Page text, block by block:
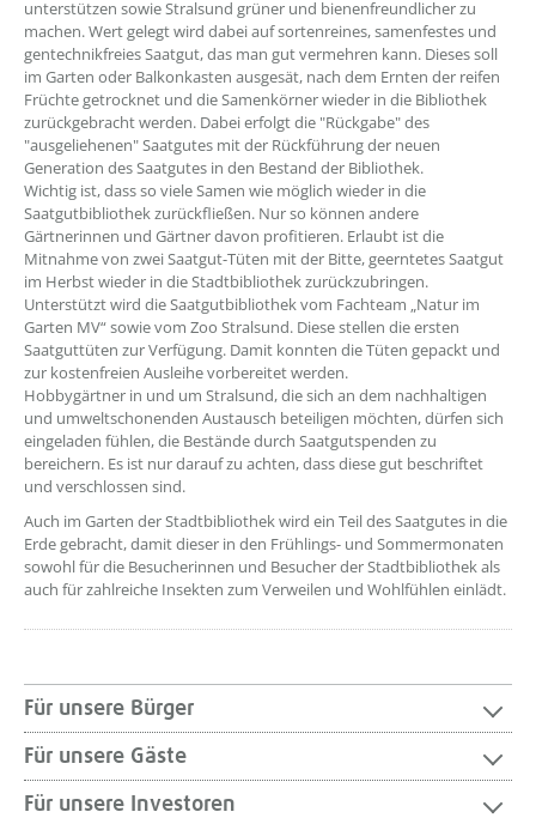
unterstützen sowie Stralsund grüner und bienenfreundlicher zu
machen. Wert gelegt wird dabei auf sortenreines, samenfestes und
gentechnikfreies Saatgut, das man gut vermehren kann. Dieses soll
im Garten oder Balkonkasten ausgesät, nach dem Ernten der reifen
Früchte getrocknet und die Samenkörner wieder in die Bibliothek
zurückgebracht werden. Dabei erfolgt die "Rückgabe" des
"ausgeliehenen" Saatgutes mit der Rückführung der neuen
Generation des Saatgutes in den Bestand der Bibliothek.
Wichtig ist, dass so viele Samen wie möglich wieder in die
Saatgutbibliothek zurückfließen. Nur so können andere
Gärtnerinnen und Gärtner davon profitieren. Erlaubt ist die
Mitnahme von zwei Saatgut-Tüten mit der Bitte, geerntetes Saatgut
im Herbst wieder in die Stadtbibliothek zurückzubringen.
Unterstützt wird die Saatgutbibliothek vom Fachteam „Natur im
Garten MV“ sowie vom Zoo Stralsund. Diese stellen die ersten
Saatguttüten zur Verfügung. Damit konnten die Tüten gepackt und
zur kostenfreien Ausleihe vorbereitet werden.
Hobbygärtner in und um Stralsund, die sich an dem nachhaltigen
und umweltschonenden Austausch beteiligen möchten, dürfen sich
eingeladen fühlen, die Bestände durch Saatgutspenden zu
bereichern. Es ist nur darauf zu achten, dass diese gut beschriftet
und verschlossen sind.
Auch im Garten der Stadtbibliothek wird ein Teil des Saatgutes in die
Erde gebracht, damit dieser in den Frühlings- und Sommermonaten
sowohl für die Besucherinnen und Besucher der Stadtbibliothek als
auch für zahlreiche Insekten zum Verweilen und Wohlfühlen einlädt.
Für unsere Bürger
Für unsere Gäste
Für unsere Investoren